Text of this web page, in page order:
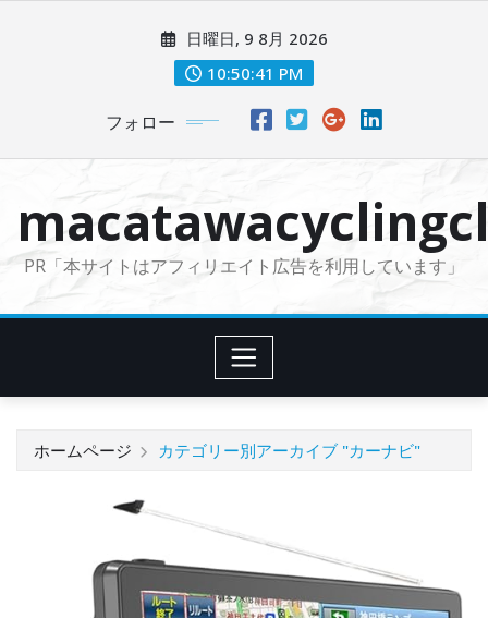
に
日曜日, 9 8月 2026
10:50:42 PM
フォロー
PR「本サイトはアフィリエイト広告を利用しています」
ホームページ カテゴリー別アーカイブ "カーナビ"